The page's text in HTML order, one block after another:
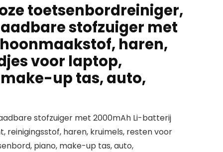
toetsenbordreiniger,
stofzuiger met
haren,
voor laptop,
up tas, auto,
stofzuiger met 2000mAh Li-batterij
reinigingsstof, haren, kruimels, resten voor
piano, make-up tas, auto,